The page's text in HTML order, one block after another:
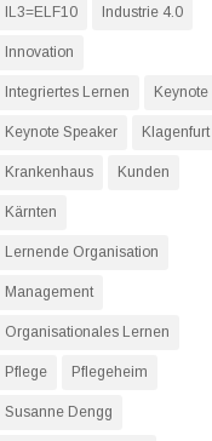
IL3=ELF10 Industrie 4.0
Innovation
Integriertes Lernen Keynote
Keynote Speaker Klagenfurt
Krankenhaus Kunden
Kärnten
Lernende Organisation
Management
Organisationales Lernen
Pflege Pflegeheim
Susanne Dengg